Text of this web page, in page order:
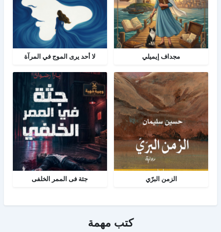
مجداف إيميلي لا أحد يرى الموج في المرآة
الزمن البرّي جثة فى الممر الخلفى
كتب مهمة